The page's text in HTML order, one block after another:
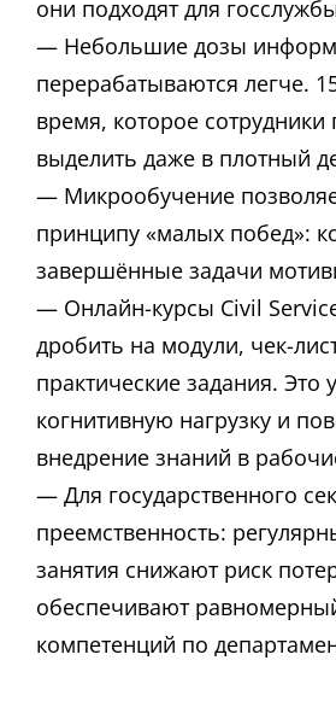
они подходят для
— Небольшие дозы
перерабатываются легче.
время, которое сотрудники
выделить даже в плотный
— Микрообучение
принципу «малых побед»:
завершённые задачи
— Онлайн-курсы Civil
дробить на модули, чек-
практические задания. Это
когнитивную нагрузку и
внедрение знаний в
— Для государственного
преемственность:
занятия снижают риск
обеспечивают
компетенций по